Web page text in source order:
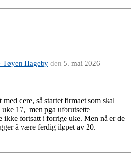
Hageby den 5. mai 2026
med dere, så startet firmaet som skal
17, men pga uforutsette
ikke fortsatt i forrige uke. Men nå er de
å være ferdig iløpet av 20.